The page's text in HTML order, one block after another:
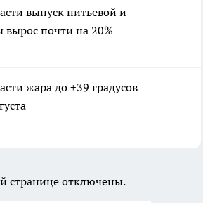
выпуск питьевой и
почти на 20%
жара до +39 градусов
странице отключены.